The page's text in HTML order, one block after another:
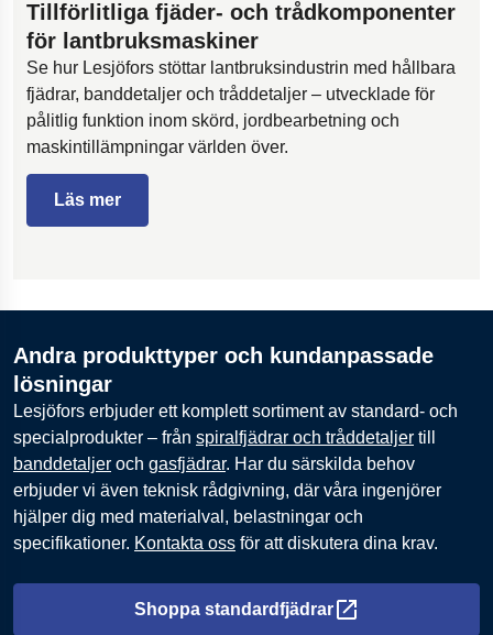
Tillförlitliga fjäder- och trådkomponenter
för lantbruksmaskiner
Se hur Lesjöfors stöttar lantbruksindustrin med hållbara
fjädrar, banddetaljer och tråddetaljer – utvecklade för
pålitlig funktion inom skörd, jordbearbetning och
maskintillämpningar världen över.
Läs mer
Andra produkttyper och kundanpassade
lösningar
Lesjöfors erbjuder ett komplett sortiment av standard- och
specialprodukter – från spiralfjädrar och tråddetaljer till
banddetaljer och gasfjädrar. Har du särskilda behov
erbjuder vi även teknisk rådgivning, där våra ingenjörer
hjälper dig med materialval, belastningar och
specifikationer. Kontakta oss för att diskutera dina krav.
Shoppa standardfjädrar
Öppnas i en ny flik